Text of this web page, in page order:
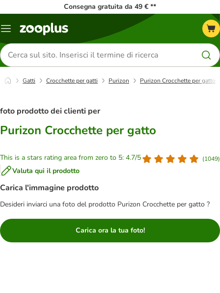
Consegna gratuita da 49 € **
Overview
Cerca
prodotti
Gatti Crocchette per gatti Purizon Purizon Crocchette per gatto
foto prodotto dei clienti per
Purizon Crocchette per gatto
This is a stars rating area from zero to 5: 4.7/5 (1049)
Valuta qui il prodotto
Carica l'immagine prodotto
Desideri inviarci una foto del prodotto Purizon Crocchette per gatto ?
Carica ora la tua foto!